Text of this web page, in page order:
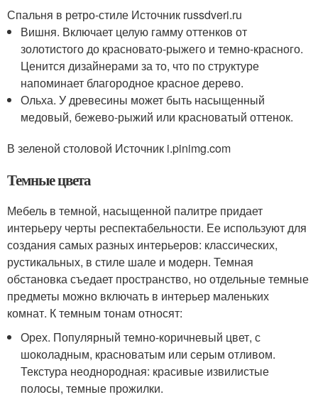
Спальня в ретро-стиле Источник russdveri.ru
Вишня. Включает целую гамму оттенков от
золотистого до красновато-рыжего и темно-красного.
Ценится дизайнерами за то, что по структуре
напоминает благородное красное дерево.
Ольха. У древесины может быть насыщенный
медовый, бежево-рыжий или красноватый оттенок.
В зеленой столовой Источник i.pinimg.com
Темные цвета
Мебель в темной, насыщенной палитре придает
интерьеру черты респектабельности. Ее используют для
создания самых разных интерьеров: классических,
рустикальных, в стиле шале и модерн. Темная
обстановка съедает пространство, но отдельные темные
предметы можно включать в интерьер маленьких
комнат. К темным тонам относят:
Орех. Популярный темно-коричневый цвет, с
шоколадным, красноватым или серым отливом.
Текстура неоднородная: красивые извилистые
полосы, темные прожилки.